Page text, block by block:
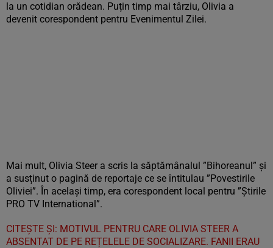
la un cotidian orădean. Puțin timp mai târziu, Olivia a
devenit corespondent pentru Evenimentul Zilei.
Mai mult, Olivia Steer a scris la săptămânalul ”Bihoreanul” și
a susținut o pagină de reportaje ce se întitulau ”Povestirile
Oliviei”. În același timp, era corespondent local pentru ”Știrile
PRO TV International”.
CITEȘTE ȘI: MOTIVUL PENTRU CARE OLIVIA STEER A
ABSENTAT DE PE REȚELELE DE SOCIALIZARE. FANII ERAU